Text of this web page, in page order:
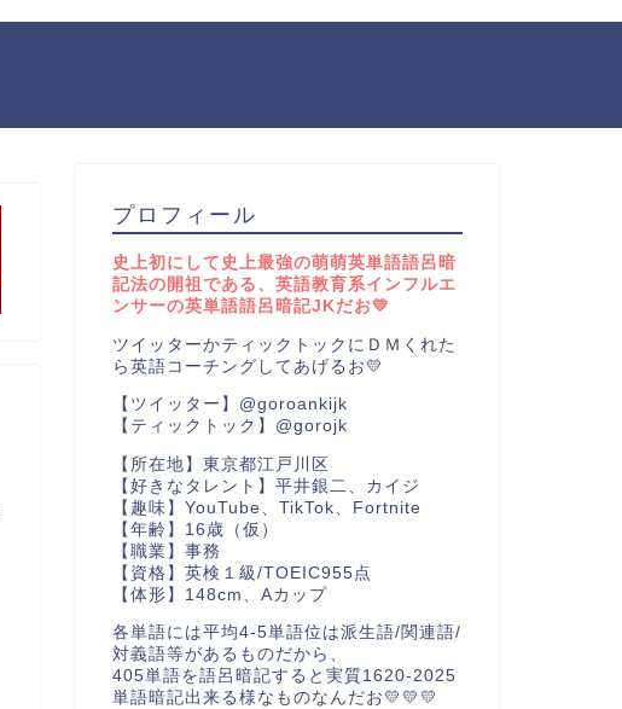
プロフィール
史上初にして史上最強の萌萌英単語語呂暗
記法の開祖である、英語教育系インフルエ
ンサーの英単語語呂暗記JKだお💛
ツイッターかティックトックにＤＭくれた
ら英語コーチングしてあげるお💛
【ツイッター】@goroankijk
【ティックトック】@gorojk
【所在地】東京都江戸川区
【好きなタレント】平井銀二、カイジ
【趣味】YouTube、TikTok、Fortnite
【年齢】16歳（仮）
【職業】事務
【資格】英検１級/TOEIC955点
【体形】148cm、Aカップ
各単語には平均4-5単語位は派生語/関連語/
対義語等があるものだから、
405単語を語呂暗記すると実質1620-2025
単語暗記出来る様なものなんだお💛💛💛